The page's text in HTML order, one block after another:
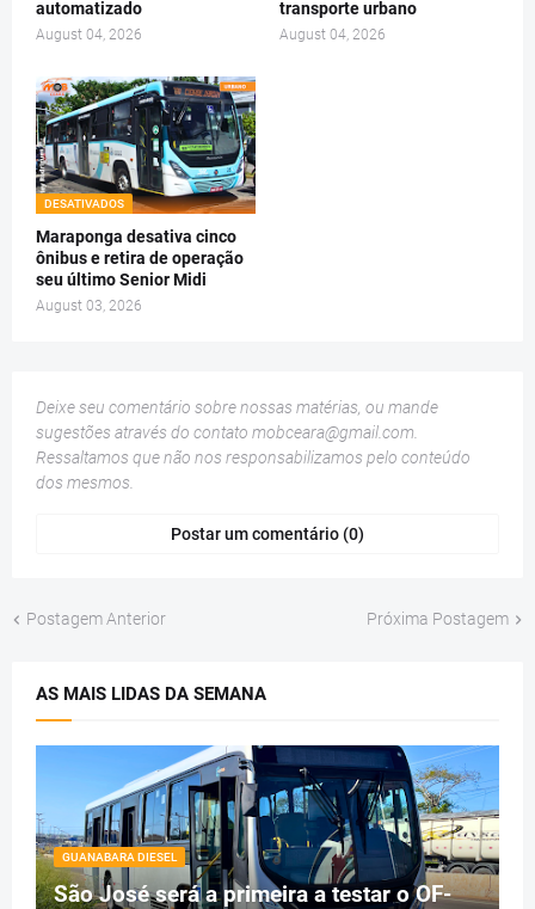
automatizado
August 04, 2026
transporte urbano
August 04, 2026
DESATIVADOS
Maraponga desativa cinco
ônibus e retira de operação
seu último Senior Midi
August 03, 2026
Deixe seu comentário sobre nossas matérias, ou mande
sugestões através do contato mobceara@gmail.com
Ressaltamos que não nos responsabilizamos pelo conteúdo
dos mesmos.
Postar um comentário (0)
Postagem Anterior Próxima Postagem
AS MAIS LIDAS DA SEMANA
GUANABARA DIESEL
São José será a primeira a testar o OF-